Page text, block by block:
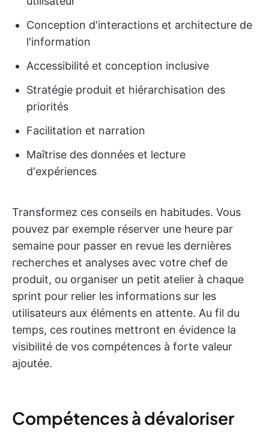
Conception d'interactions et architecture de
l'information
Accessibilité et conception inclusive
Stratégie produit et hiérarchisation des
priorités
Facilitation et narration
Maîtrise des données et lecture
d'expériences
Transformez ces conseils en habitudes. Vous
pouvez par exemple réserver une heure par
semaine pour passer en revue les dernières
recherches et analyses avec votre chef de
produit, ou organiser un petit atelier à chaque
sprint pour relier les informations sur les
utilisateurs aux éléments en attente. Au fil du
temps, ces routines mettront en évidence la
visibilité de vos compétences à forte valeur
ajoutée.
Compétences à dévaloriser